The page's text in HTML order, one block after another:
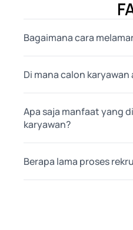
Bagaimana cara
Di mana calon
Apa saja manfaat yang
karyawan?
Berapa lama proses